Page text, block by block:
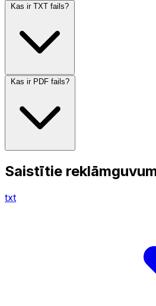
Kas ir TXT fails?
Kas ir PDF fails?
Saistītie
txt